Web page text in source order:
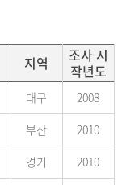
지역
조사 시
작년도
대구
2008
부산
2010
경기
2010